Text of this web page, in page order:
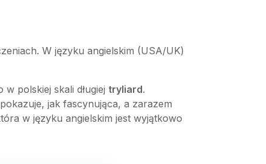
W języku angielskim (USA/UK)
w polskiej skali długiej tryliard.
jak fascynująca, a zarazem
w języku angielskim jest wyjątkowo